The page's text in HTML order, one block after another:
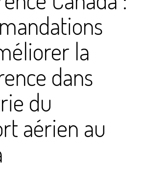
la
dans
du
aérien au